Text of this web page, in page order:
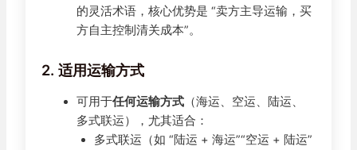
的灵活术语，核心优势是 “卖方主导运输，买
方自主控制清关成本”。
2. 适用运输方式
可用于任何运输方式 （海运、空运、陆运、
多式联运），尤其适合：
多式联运（如 “陆运 + 海运”“空运 + 陆运”